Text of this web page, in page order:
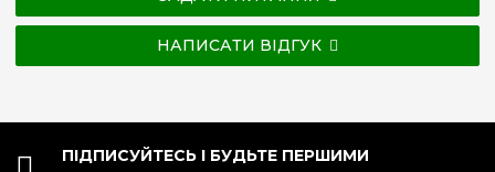
НАПИСАТИ ВІДГУК
ПІДПИСУЙТЕСЬ І БУДЬТЕ ПЕРШИМИ